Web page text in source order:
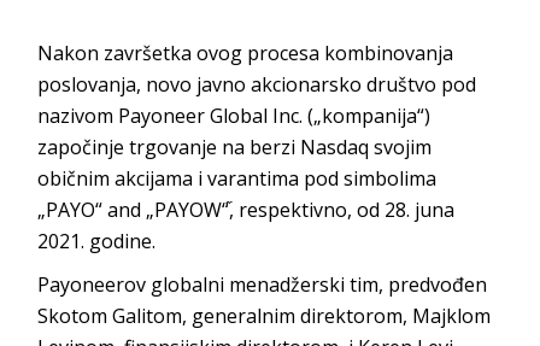
Nakon završetka ovog procesa kombinovanja
poslovanja, novo javno akcionarsko društvo pod
nazivom Payoneer Global Inc. („kompanija“)
započinje trgovanje na berzi Nasdaq svojim
običnim akcijama i varantima pod simbolima
„PAYO“ and „PAYOW“֞, respektivno, od 28. juna
2021. godine.
Payoneerov globalni menadžerski tim, predvođen
Skotom Galitom, generalnim direktorom, Majklom